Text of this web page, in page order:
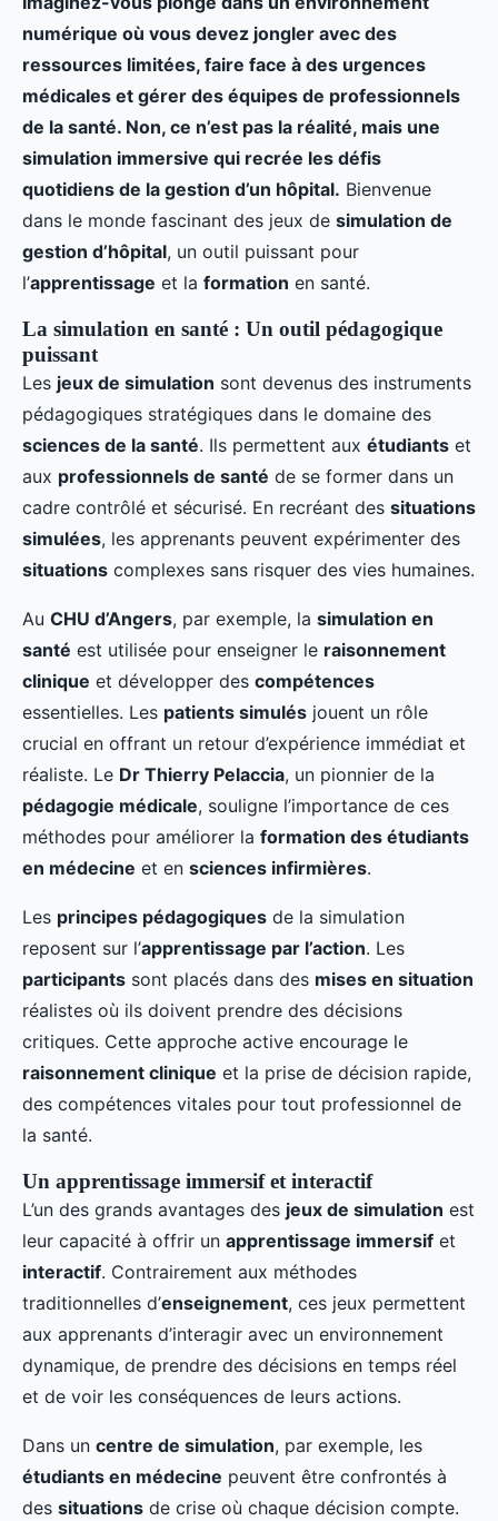
de gestion d'hôpital peut-il
enseigner les principes de gestion
des soins de santé?
Agathe•17 septembre 2024• 6 min de lecture
numérique où vous devez jongler avec des
ressources limitées, faire face à des urgences
médicales et gérer des équipes de professionnels
de la santé. Non, ce n’est pas la réalité, mais une
simulation immersive qui recrée les défis
quotidiens de la gestion d’un hôpital. Bienvenue
dans le monde fascinant des jeux de simulation de
gestion d’hôpital, un outil puissant pour
l’apprentissage et la formation en santé.
La simulation en santé : Un outil pédagogique
puissant
Les jeux de simulation sont devenus des instruments
pédagogiques stratégiques dans le domaine des
sciences de la santé. Ils permettent aux étudiants et
aux professionnels de santé de se former dans un
cadre contrôlé et sécurisé. En recréant des situations
simulées, les apprenants peuvent expérimenter des
situations complexes sans risquer des vies humaines.
Au CHU d’Angers, par exemple, la simulation en
santé est utilisée pour enseigner le raisonnement
clinique et développer des compétences
essentielles. Les patients simulés jouent un rôle
crucial en offrant un retour d’expérience immédiat et
réaliste. Le Dr Thierry Pelaccia, un pionnier de la
pédagogie médicale, souligne l’importance de ces
méthodes pour améliorer la formation des étudiants
en médecine et en sciences infirmières.
Les principes pédagogiques de la simulation
reposent sur l’apprentissage par l’action. Les
participants sont placés dans des mises en situation
réalistes où ils doivent prendre des décisions
critiques. Cette approche active encourage le
raisonnement clinique et la prise de décision rapide,
des compétences vitales pour tout professionnel de
la santé.
Un apprentissage immersif et interactif
L’un des grands avantages des jeux de simulation est
leur capacité à offrir un apprentissage immersif et
interactif. Contrairement aux méthodes
traditionnelles d’enseignement, ces jeux permettent
aux apprenants d’interagir avec un environnement
dynamique, de prendre des décisions en temps réel
et de voir les conséquences de leurs actions.
Dans un centre de simulation, par exemple, les
étudiants en médecine peuvent être confrontés à
des situations de crise où chaque décision compte.